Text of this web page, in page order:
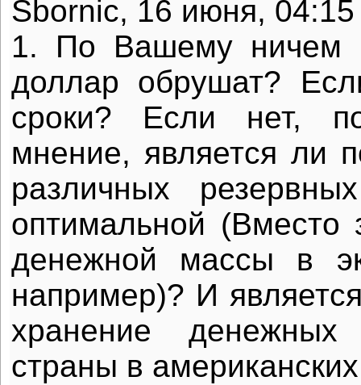
Sbornic, 16 июня, 04:15
1. По Вашему ничем
доллар обрушат?
сроки? Если нет,
мнение, является ли
различных
оптимальной (Вместо
денежной массы в
например)? И
хранение
страны в